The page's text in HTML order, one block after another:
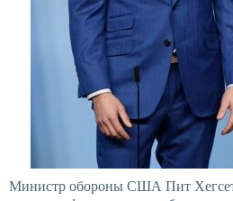
Министр обороны США Пит Хегсет